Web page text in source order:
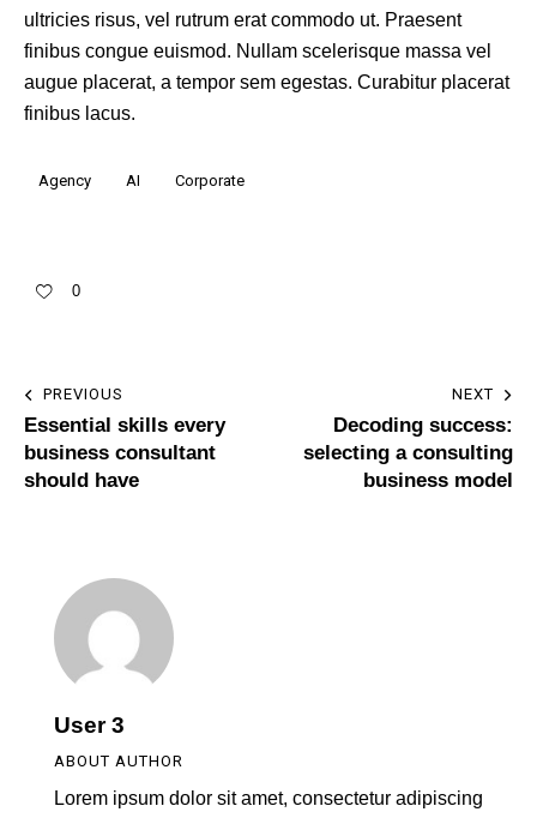
ultricies risus, vel rutrum erat commodo ut. Praesent
finibus congue euismod. Nullam scelerisque massa vel
augue placerat, a tempor sem egestas. Curabitur placerat
finibus lacus.
Agency AI Corporate
0
PREVIOUS
Essential skills every
business consultant
should have
NEXT
Decoding success:
selecting a consulting
business model
User 3
ABOUT AUTHOR
Lorem ipsum dolor sit amet, consectetur adipiscing